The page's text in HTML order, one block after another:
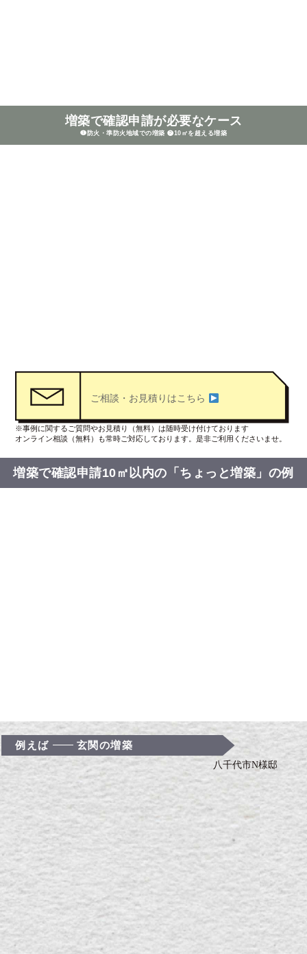
増築で確認申請が必要なケース
❶防火・準防火地域での増築 ❷10㎡を超える増築
ご相談・お見積りはこちら
※事例に関するご質問やお見積り（無料）は随時受け付けております
オンライン相談（無料）も常時ご対応しております。是非ご利用くださいませ。
増築で確認申請10㎡以内の 「ちょっと増築」の例
例えば 玄関の増築
八千代市N様邸